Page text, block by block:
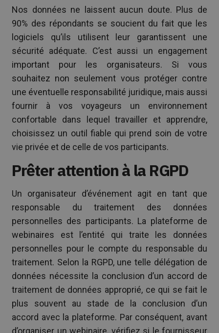
Nos données ne laissent aucun doute. Plus de
90% des répondants se soucient du fait que les
logiciels qu’ils utilisent leur garantissent une
sécurité adéquate. C’est aussi un engagement
important pour les organisateurs. Si vous
souhaitez non seulement vous protéger contre
une éventuelle responsabilité juridique, mais aussi
fournir à vos voyageurs un environnement
confortable dans lequel travailler et apprendre,
choisissez un outil fiable qui prend soin de votre
vie privée et de celle de vos participants.
Prêter attention à la RGPD
Un organisateur d’événement agit en tant que
responsable du traitement des données
personnelles des participants. La plateforme de
webinaires est l’entité qui traite les données
personnelles pour le compte du responsable du
traitement. Selon la RGPD, une telle délégation de
données nécessite la conclusion d’un accord de
traitement de données approprié, ce qui se fait le
plus souvent au stade de la conclusion d’un
accord avec la plateforme. Par conséquent, avant